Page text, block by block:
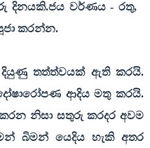
දිනයකි.ජය වර්ණය - රතු,
කරන්න.
දියුණු තත්ත්වයක් ඇති කරයි.
ආදිය මතු කරයි.
නිසා සතුරු කරදර අවම
බිමන් යෙදිය හැකි අතර